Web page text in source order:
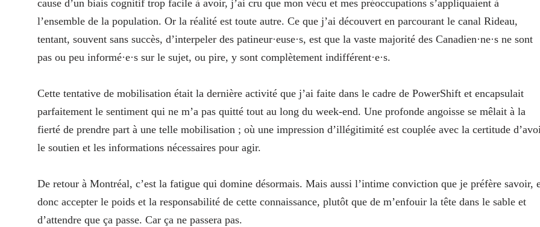
cause d’un biais cognitif trop facile à avoir, j’ai cru que mon vécu et mes préoccupations s’appliquaient à
l’ensemble de la population. Or la réalité est toute autre. Ce que j’ai découvert en parcourant le canal Rideau,
tentant, souvent sans succès, d’interpeler des patineur·euse·s, est que la vaste majorité des Canadien·ne·s ne sont
pas ou peu informé·e·s sur le sujet, ou pire, y sont complètement indifférent·e·s.
Cette tentative de mobilisation était la dernière activité que j’ai faite dans le cadre de PowerShift et encapsulait
parfaitement le sentiment qui ne m’a pas quitté tout au long du week-end. Une profonde angoisse se mêlait à la
fierté de prendre part à une telle mobilisation ; où une impression d’illégitimité est couplée avec la certitude
le soutien et les informations nécessaires pour agir.
De retour à Montréal, c’est la fatigue qui domine désormais. Mais aussi l’intime conviction que je préfère savoir,
donc accepter le poids et la responsabilité de cette connaissance, plutôt que de m’enfouir la tête dans le sable et
d’attendre que ça passe. Car ça ne passera pas.